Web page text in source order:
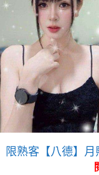
限熟客【八德】月